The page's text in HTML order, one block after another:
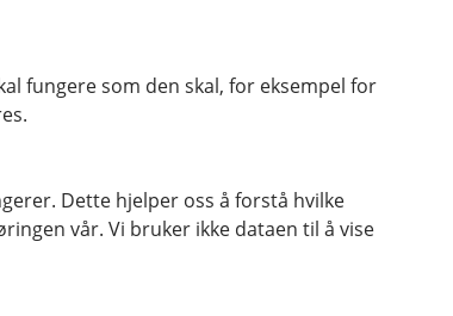
ikke bare om pris
for deg og dine
får du ekstra
fungere som den skal, for eksempel for
Dette hjelper oss å forstå hvilke
vår. Vi bruker ikke dataen til å vise